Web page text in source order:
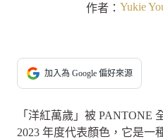
作者： Yukie
加入為 Google 偏好來源
「洋紅萬歲」被 PANTONE
2023 年度代表顏色，它是一